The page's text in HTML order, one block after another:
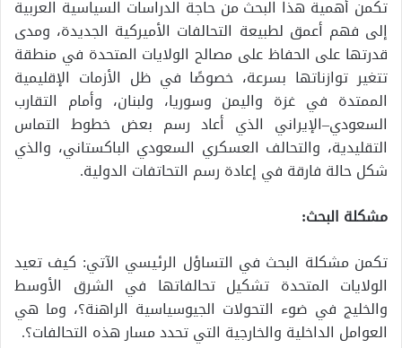
تكمن أهمية هذا البحث من حاجة الدراسات السياسية العربية
إلى فهم أعمق لطبيعة التحالفات الأميركية الجديدة، ومدى
قدرتها على الحفاظ على مصالح الولايات المتحدة في منطقة
تتغير توازناتها بسرعة، خصوصًا في ظل الأزمات الإقليمية
الممتدة في غزة واليمن وسوريا، ولبنان، وأمام التقارب
السعودي–الإيراني الذي أعاد رسم بعض خطوط التماس
التقليدية، والتحالف العسكري السعودي الباكستاني، والذي
شكل حالة فارقة في إعادة رسم التحاتفات الدولية.
مشكلة البحث:
تكمن مشكلة البحث في التساؤل الرئيسي الآتي: كيف تعيد
الولايات المتحدة تشكيل تحالفاتها في الشرق الأوسط
والخليج في ضوء التحولات الجيوسياسية الراهنة؟، وما هي
العوامل الداخلية والخارجية التي تحدد مسار هذه التحالفات؟.